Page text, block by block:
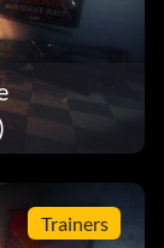
Trainers